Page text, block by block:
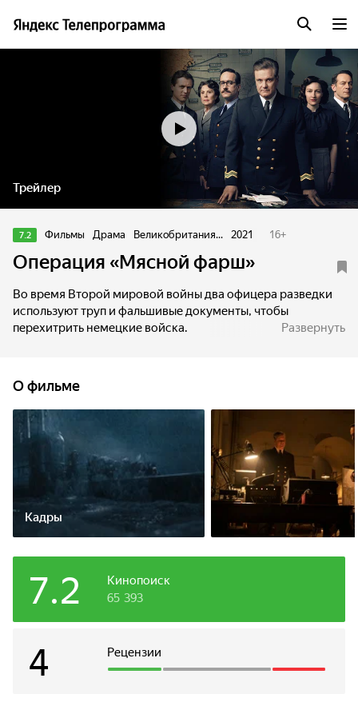
Трейлер
7.2 Фильмы Драма Великобритания... 2021 16+
Операция «Мясной фарш»
Во время Второй мировой войны два офицера разведки
используют труп и фальшивые документы, чтобы
перехитрить немецкие войска.
Развернуть
О фильме
Кадры
Кинопоиск
7.2 65 393
Рецензии
4